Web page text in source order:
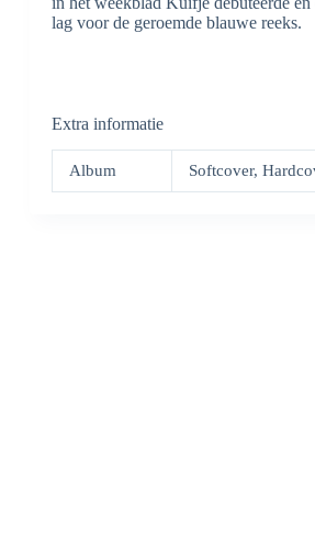
lag voor de geroemde blauwe reeks.
Extra informatie
Album Softcover,